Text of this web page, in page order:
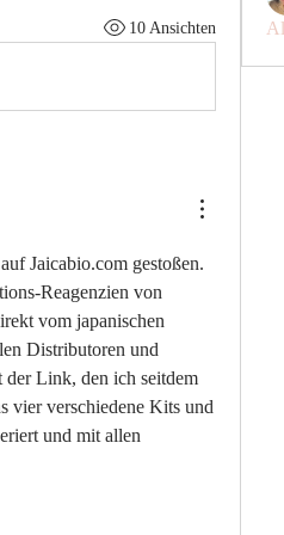
10 Ansichten
Jaicabio.com gestoßen.
Reagenzien von
vom japanischen
Distributoren und
der Link, den ich seitdem
vier verschiedene Kits und
und mit allen